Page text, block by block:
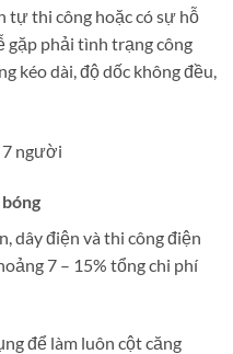
tự thi công hoặc có sự hỗ
phải tình trạng công
kéo dài, độ dốc không đều,
dây điện và thi công điện
7 – 15% tổng chi phí
để làm luôn cột căng